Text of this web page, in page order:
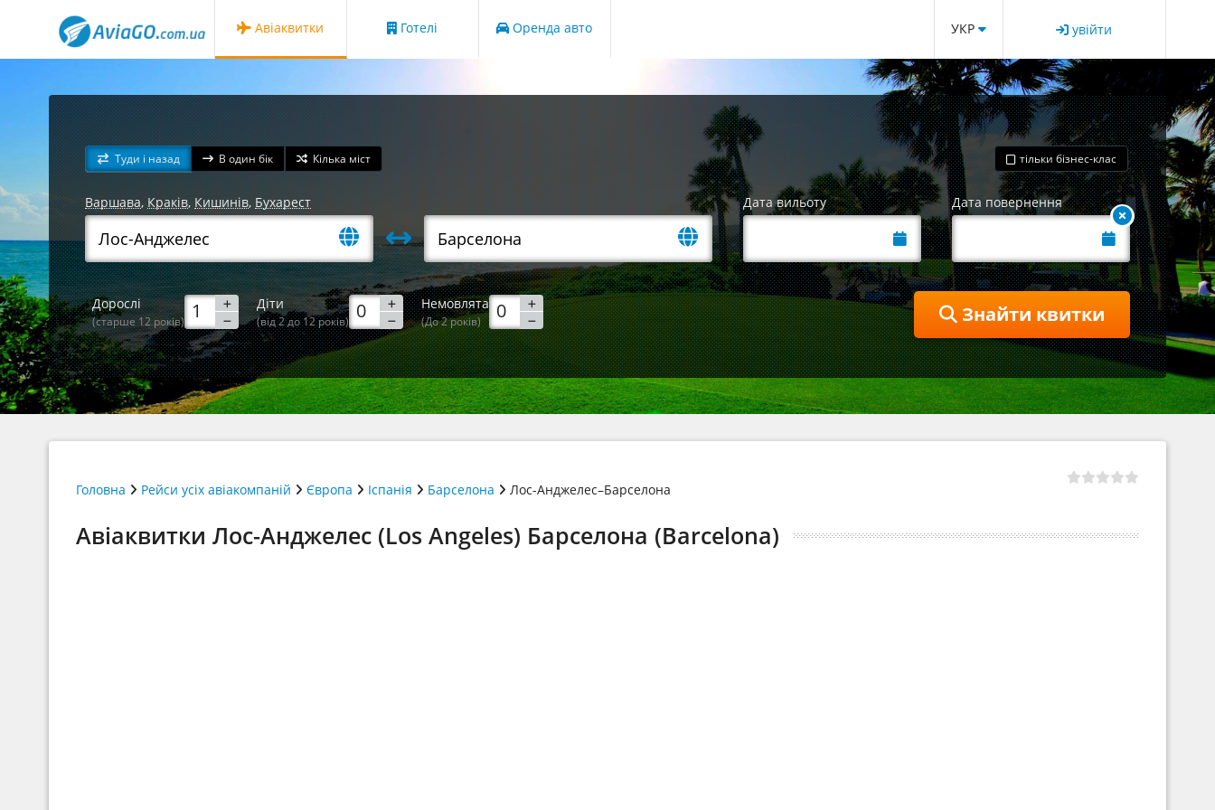
Авіаквитки Готелі Оренда авто УКР увійти
Туди і назад В один бік Кілька міст тільки бізнес-клас
Варшава,Краків, Кишинів, Бухарест Дата вильоту Дата повернення
Дорослі
(старше 12 років)
Діти
(від 2 до 12 років)
Немовлята
(До 2 років) Знайти квитки
Головна Рейси усіх авіакомпаній Європа Іспанія Барселона Лос-Анджелес–Барселона
Авіаквитки Лос-Анджелес (Los Angeles) Барселона (Barcelona)